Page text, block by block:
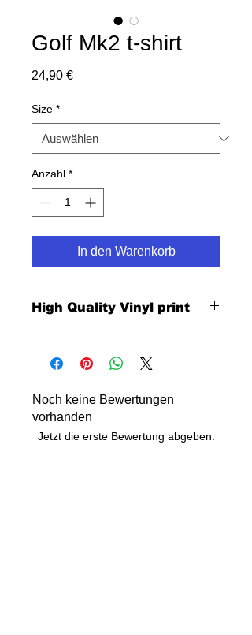
Golf Mk2 t-shirt
24,90 €Preis
Size *
Anzahl *
In den Warenkorb
High Quality Vinyl print
Noch keine Bewertungen
vorhanden
Jetzt die erste Bewertung abgeben.